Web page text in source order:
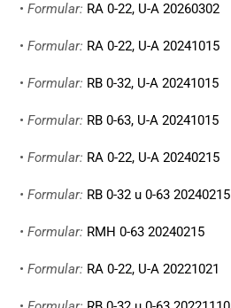
• Formular: RA 0-22, U-A 20260302
• Formular: RA 0-22, U-A 20241015
• Formular: RB 0-32, U-A 20241015
• Formular: RB 0-63, U-A 20241015
• Formular: RA 0-22, U-A 20240215
• Formular: RB 0-32 u 0-63 20240215
• Formular: RMH 0-63 20240215
• Formular: RA 0-22, U-A 20221021